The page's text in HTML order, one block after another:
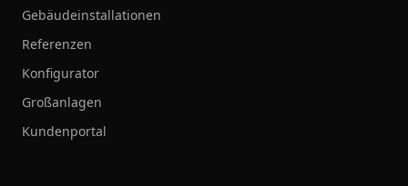
Gebäudeinstallationen
Referenzen
Konfigurator
Großanlagen
Kundenportal